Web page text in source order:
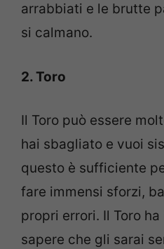
arrabbiati e le brutte
si calmano.
2. Toro
Il Toro può essere
hai sbagliato e vuoi
questo è sufficiente
fare immensi sforzi,
propri errori. Il Toro
sapere che gli sarai